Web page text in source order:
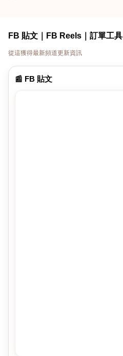
FB 貼文｜FB Reels｜訂單工具
從這獲得最新頻道更新資訊
📰 FB 貼文